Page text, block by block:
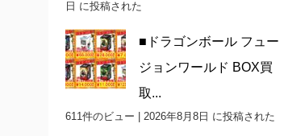
日 に投稿された
■ドラゴンボール フュー
ジョンワールド BOX買
取...
611件のビュー 2026年8月8日 に投稿された